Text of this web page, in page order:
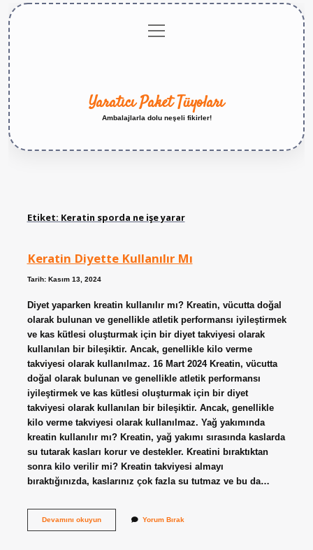
menüyü
aç
Yaratıcı Paket Tüyoları
Ambalajlarla dolu neşeli fikirler!
Etiket: Keratin sporda ne işe yarar
Keratin Diyette Kullanılır Mı
Tarih: Kasım 13, 2024
Diyet yaparken kreatin kullanılır mı? Kreatin, vücutta doğal
olarak bulunan ve genellikle atletik performansı iyileştirmek
ve kas kütlesi oluşturmak için bir diyet takviyesi olarak
kullanılan bir bileşiktir. Ancak, genellikle kilo verme
takviyesi olarak kullanılmaz. 16 Mart 2024 Kreatin, vücutta
doğal olarak bulunan ve genellikle atletik performansı
iyileştirmek ve kas kütlesi oluşturmak için bir diyet
takviyesi olarak kullanılan bir bileşiktir. Ancak, genellikle
kilo verme takviyesi olarak kullanılmaz. Yağ yakımında
kreatin kullanılır mı? Kreatin, yağ yakımı sırasında kaslarda
su tutarak kasları korur ve destekler. Kreatini bıraktıktan
sonra kilo verilir mi? Kreatin takviyesi almayı
bıraktığınızda, kaslarınız çok fazla su tutmaz ve bu da…
Devamını okuyunKeratin
Yorum Bırak